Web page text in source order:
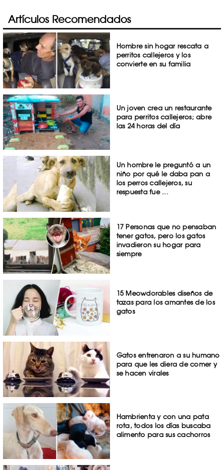
Artículos Recomendados
Hombre sin hogar rescata a
perritos callejeros y los
convierte en su familia
Un joven crea un restaurante
para perritos callejeros; abre
las 24 horas del día
Un hombre le preguntó a un
niño por qué le daba pan a
los perros callejeros, su
respuesta fue ...
17 Personas que no pensaban
tener gatos, pero los gatos
invadieron su hogar para
siempre
15 Meowdorables diseños de
tazas para los amantes de los
gatos
Gatos entrenaron a su humano
para que les diera de comer y
se hacen virales
Hambrienta y con una pata
rota, todos los días buscaba
alimento para sus cachorros